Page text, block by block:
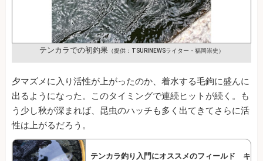
テンカラでの初釣果（提供：TSURINEWSライター・福岡崇史）
夕マズメに入り活性が上がったのか、着水する毛鉤に盛んに
出るようになった。このタイミングで連続ヒットが続く。も
う少し秋が深まれば、昆虫のハッチも多く出てきてさらに活
性は上がるだろう。
テンカラ釣り入門にオススメのフィールド キ